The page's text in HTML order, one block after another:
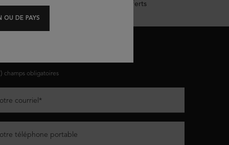
Échantillons offerts
champs obligatoires
courriel*
téléphone portable
OU DE PAYS